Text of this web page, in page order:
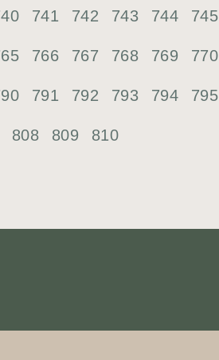
741 742 743 744 745
766 767 768 769 770
791 792 793 794 795
808 809 810